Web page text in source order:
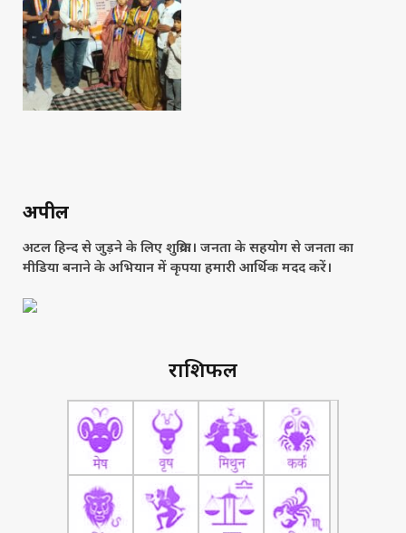
अपील
अटल हिन्द से जुड़ने के लिए शुक्रिया। जनता के सहयोग से जनता का
मीडिया बनाने के अभियान में कृपया हमारी आर्थिक मदद करें।
राशिफल